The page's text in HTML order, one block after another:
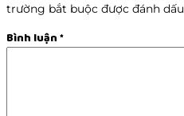
trường bắt buộc được đánh dấu
Bình luận*